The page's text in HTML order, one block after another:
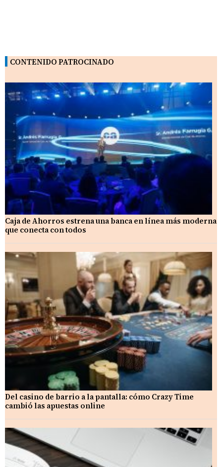
CONTENIDO PATROCINADO
Caja de Ahorros estrena una banca en línea más moderna
que conecta con todos
Del casino de barrio a la pantalla: cómo Crazy Time
cambió las apuestas online